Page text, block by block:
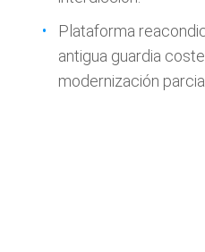
Plataforma
antigua guardia
modernización parcial.